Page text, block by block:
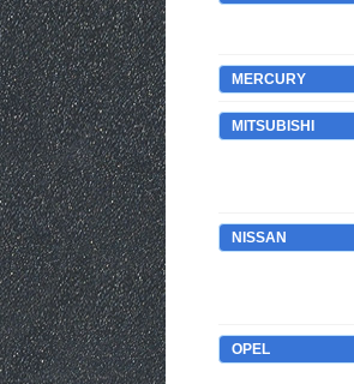
MERCURY
MITSUBISHI
NISSAN
OPEL